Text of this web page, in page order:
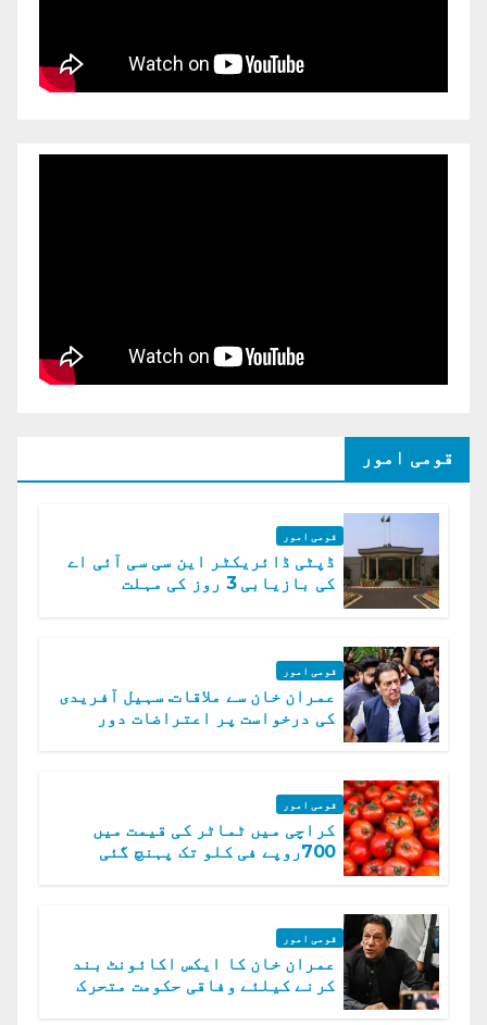
قومی امور
قومی امور
ڈپٹی ڈائریکٹر این سی سی آئی اے
کی بازیابی 3 روز کی مہلت
قومی امور
عمران خان سے ملاقات. سہیل آفریدی
کی درخواست پر اعتراضات دور
قومی امور
کراچی میں ٹماٹر کی قیمت میں
700روپے فی کلو تک پہنچ گئی
قومی امور
عمران خان کا ایکس اکائونٹ بند
کرنے کیلئے وفاقی حکومت متحرک